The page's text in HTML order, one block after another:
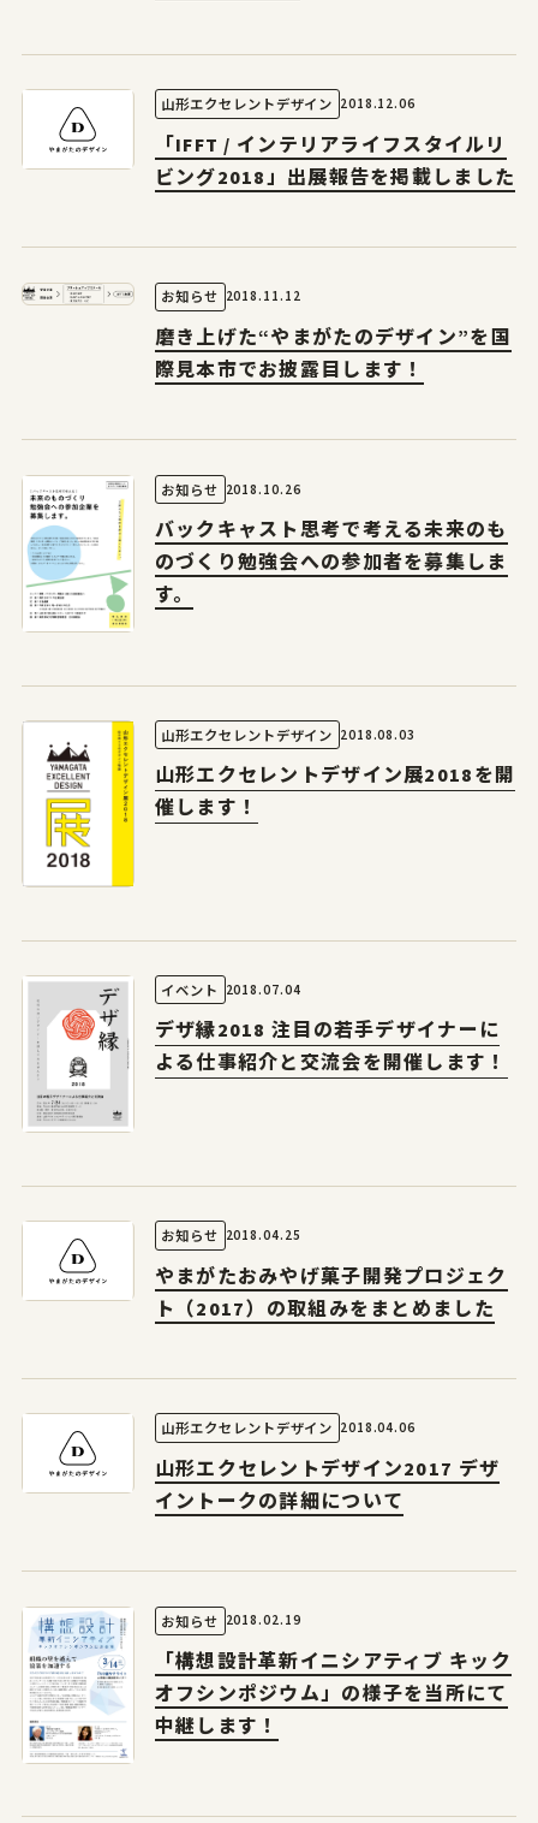
山形県工業技術センター
〒990-2473山形市松栄2-2-1
tel.023-644-3222
サイトポリシープライバシーポリシー
© 2026 Yamagata Research Institute Of Technology.
山形エクセレントデザイン 2018.12.06
「IFFT / インテリアライフスタイルリ
ビング2018」出展報告を掲載しました
お知らせ 2018.11.12
磨き上げた“やまがたのデザイン”を国
際見本市でお披露目します！
お知らせ 2018.10.26
バックキャスト思考で考える未来のも
のづくり勉強会への参加者を募集しま
す。
山形エクセレントデザイン 2018.08.03
山形エクセレントデザイン展2018を開
催します！
イベント 2018.07.04
デザ縁2018 注目の若手デザイナーに
よる仕事紹介と交流会を開催します！
お知らせ 2018.04.25
やまがたおみやげ菓子開発プロジェク
ト（2017）の取組みをまとめました
山形エクセレントデザイン 2018.04.06
山形エクセレントデザイン2017 デザ
イントークの詳細について
お知らせ 2018.02.19
「構想設計革新イニシアティブ キック
オフシンポジウム」の様子を当所にて
中継します！